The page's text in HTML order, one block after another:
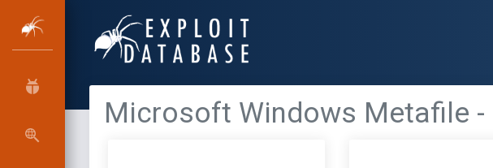
Microsoft Windows Metafile -